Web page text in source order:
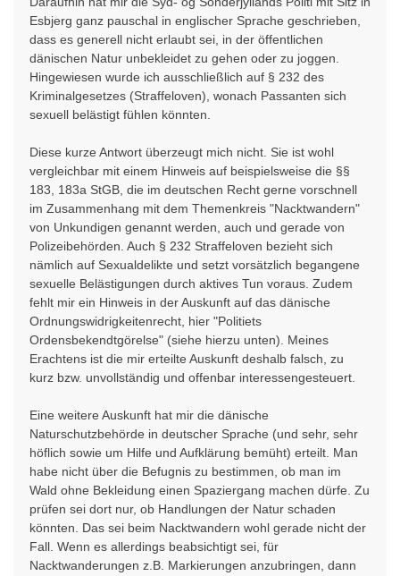
Esbjerg ganz pauschal in englischer Sprache geschrieben,
dass es generell nicht erlaubt sei, in der öffentlichen
dänischen Natur unbekleidet zu gehen oder zu joggen.
Hingewiesen wurde ich ausschließlich auf § 232 des
Kriminalgesetzes (Straffeloven), wonach Passanten sich
sexuell belästigt fühlen könnten.
Diese kurze Antwort überzeugt mich nicht. Sie ist wohl
vergleichbar mit einem Hinweis auf beispielsweise die §§
183, 183a StGB, die im deutschen Recht gerne vorschnell
im Zusammenhang mit dem Themenkreis "Nacktwandern"
von Unkundigen genannt werden, auch und gerade von
Polizeibehörden. Auch § 232 Straffeloven bezieht sich
nämlich auf Sexualdelikte und setzt vorsätzlich begangene
sexuelle Belästigungen durch aktives Tun voraus. Zudem
fehlt mir ein Hinweis in der Auskunft auf das dänische
Ordnungswidrigkeitenrecht, hier "Politiets
Ordensbekendtgörelse" (siehe hierzu unten). Meines
Erachtens ist die mir erteilte Auskunft deshalb falsch, zu
kurz bzw. unvollständig und offenbar interessengesteuert.
Eine weitere Auskunft hat mir die dänische
Naturschutzbehörde in deutscher Sprache (und sehr, sehr
höflich sowie um Hilfe und Aufklärung bemüht) erteilt. Man
habe nicht über die Befugnis zu bestimmen, ob man im
Wald ohne Bekleidung einen Spaziergang machen dürfe. Zu
prüfen sei dort nur, ob Handlungen der Natur schaden
könnten. Das sei beim Nacktwandern wohl gerade nicht der
Fall. Wenn es allerdings beabsichtigt sei, für
Nacktwanderungen z.B. Markierungen anzubringen, dann